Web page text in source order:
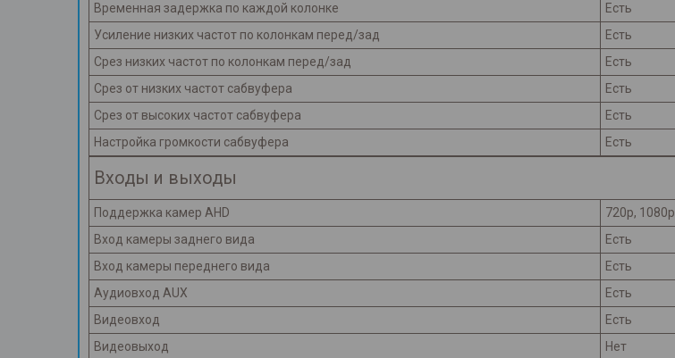
Временная задержка по каждой колонке
Есть
Усиление низких частот по колонкам перед/зад
Есть
Срез низких частот по колонкам перед/зад
Есть
Срез от низких частот сабвуфера
Есть
Срез от высоких частот сабвуфера
Есть
Настройка громкости сабвуфера
Есть
Входы и выходы
Поддержка камер AHD
720p, 1080p
Вход камеры заднего вида
Есть
Вход камеры переднего вида
Есть
Аудиовход AUX
Есть
Видеовход
Есть
Видеовыход
Нет